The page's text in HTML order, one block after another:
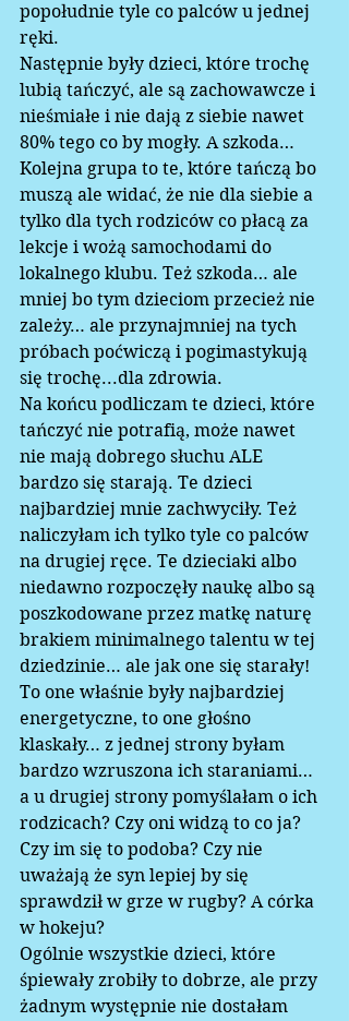
popołudnie tyle co palców u jednej
ręki.
Następnie były dzieci, które trochę
lubią tańczyć, ale są zachowawcze i
nieśmiałe i nie dają z siebie nawet
80% tego co by mogły. A szkoda…
Kolejna grupa to te, które tańczą bo
muszą ale widać, że nie dla siebie a
tylko dla tych rodziców co płacą za
lekcje i wożą samochodami do
lokalnego klubu. Też szkoda… ale
mniej bo tym dzieciom przecież nie
zależy… ale przynajmniej na tych
próbach poćwiczą i pogimastykują
się trochę...dla zdrowia.
Na końcu podliczam te dzieci, które
tańczyć nie potrafią, może nawet
nie mają dobrego słuchu ALE
bardzo się starają. Te dzieci
najbardziej mnie zachwyciły. Też
naliczyłam ich tylko tyle co palców
na drugiej ręce. Te dzieciaki albo
niedawno rozpoczęły naukę albo są
poszkodowane przez matkę naturę
brakiem minimalnego talentu w tej
dziedzinie… ale jak one się starały!
To one właśnie były najbardziej
energetyczne, to one głośno
klaskały… z jednej strony byłam
bardzo wzruszona ich staraniami…
a u drugiej strony pomyślałam o ich
rodzicach? Czy oni widzą to co ja?
Czy im się to podoba? Czy nie
uważają że syn lepiej by się
sprawdził w grze w rugby? A córka
w hokeju?
Ogólnie wszystkie dzieci, które
śpiewały zrobiły to dobrze, ale przy
żadnym występnie nie dostałam